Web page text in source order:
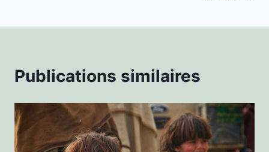
Publications similaires